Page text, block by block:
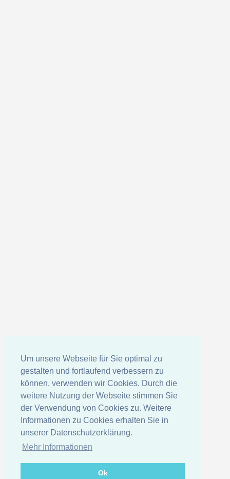
Um unsere Webseite für Sie optimal zu
gestalten und fortlaufend verbessern zu
können, verwenden wir Cookies. Durch die
weitere Nutzung der Webseite stimmen Sie
der Verwendung von Cookies zu. Weitere
Informationen zu Cookies erhalten Sie in
unserer Datenschutzerklärung.
Mehr Informationen
Ok